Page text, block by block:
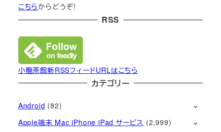
こちらからどうぞ!
RSS
小龍茶館新RSSフィードURLはこちら
カテゴリー
Android (82)
Apple端末 Mac iPhone iPad サービス (2,999)